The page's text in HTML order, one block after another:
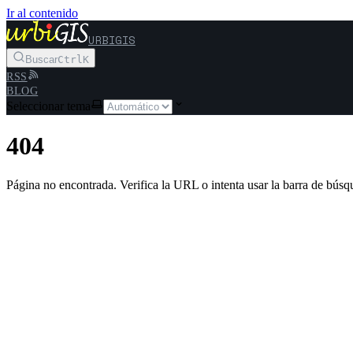
Ir al contenido
URBIGIS
BuscarCtrlK
RSS
BLOG
Seleccionar tema
404
Página no encontrada. Verifica la URL o intenta usar la barra de